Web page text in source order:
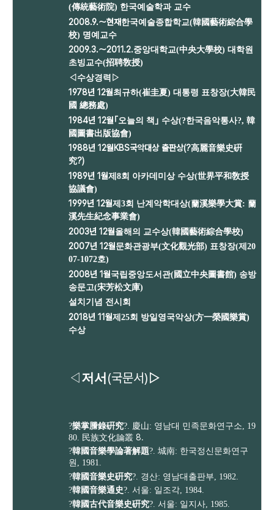
(傳統藝術院) 한국예술학과 교수
2008.9.～현재한국예술종합학교(韓國藝術綜合學
校) 명예교수
2009.3.～2011.2.중앙대학교(中央大學校) 대학원
초빙교수(招聘敎授)
◁ 수상경력 ▷
1978년 12월최규하(崔圭夏) 대통령 표창장(大韓民
國 總務處)
1984년 12월 ｢오늘의 책｣ 수상(?한국음악통사?, 韓
國圖書出版協會)
1988년 12월KBS국악대상 출판상(?高麗音樂史硏
究?)
1989년 1월제8회 아카데미상 수상(世界平和敎授
協議會)
1999년 12월제3회 난계악학대상(蘭溪樂學大賞: 蘭
溪先生紀念事業會)
2003년 12월올해의 교수상(韓國藝術綜合學校)
2007년 12월문화관광부(文化觀光部) 표창장(제20
07-1072호)
2008년 1월국립중앙도서관(國立中央圖書館) 송방
송문고(宋芳松文庫)
설치기념 전시회
2018년 11월제25회 방일영국악상(方一榮國樂賞)
수상
◁ 저서 (국문서)▷
?樂掌謄錄硏究?. 慶山: 영남대 민족문화연구소, 19
80.
民族文化論叢 8.
?韓國音樂學論著解題?. 城南: 한국정신문화연구
원, 1981.
?韓國音樂史硏究?. 경산: 영남대출판부, 1982.
?韓國音樂通史?. 서울: 일조각, 1984.
?韓國古代音樂史硏究?. 서울: 일지사, 1985.